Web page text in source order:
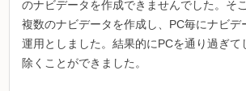
のナビデータを作成できませんでした。そ
複数のナビデータを作成し、PC毎にナビデ
運用としました。結果的にPCを通り過ぎて
除くことができました。